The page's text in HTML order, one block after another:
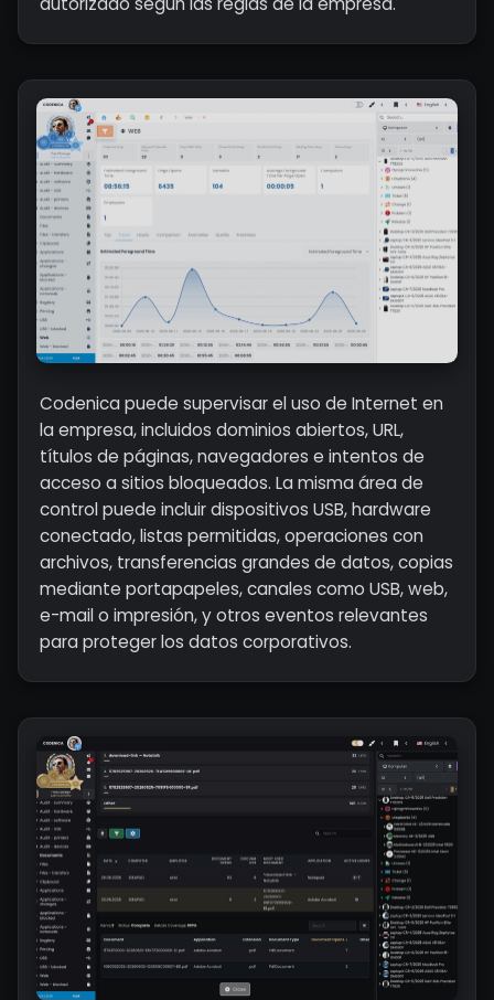
Codenica puede supervisar el uso de Internet en
la empresa, incluidos dominios abiertos, URL,
títulos de páginas, navegadores e intentos de
acceso a sitios bloqueados. La misma área de
control puede incluir dispositivos USB, hardware
conectado, listas permitidas, operaciones con
archivos, transferencias grandes de datos, copias
mediante portapapeles, canales como USB, web,
e-mail o impresión, y otros eventos relevantes
para proteger los datos corporativos.